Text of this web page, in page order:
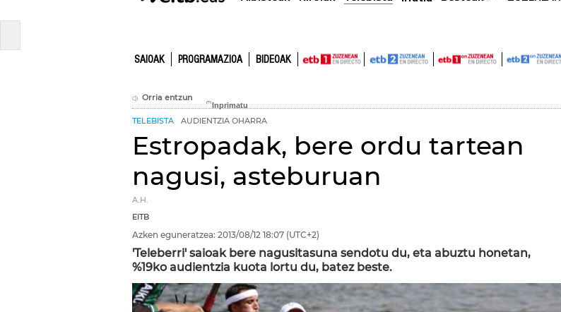
SAIOAK PROGRAMAZIOA BIDEOAK
Orria entzun
TELEBISTA AUDIENTZIA OHARRA
Estropadak, bere ordu tartean
nagusi, asteburuan
A.H.
EITB
Azken eguneratzea: 2013/08/12 18:07 (UTC+2)
'Teleberri' saioak bere nagusitasuna sendotu du, eta abuztu honetan,
%19ko audientzia kuota lortu du, batez beste.